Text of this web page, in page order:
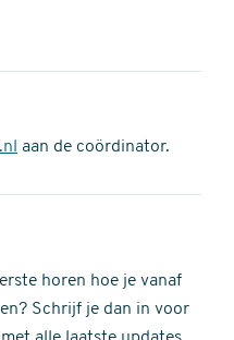
aan de coördinator.
horen hoe je vanaf
Schrijf je dan in voor